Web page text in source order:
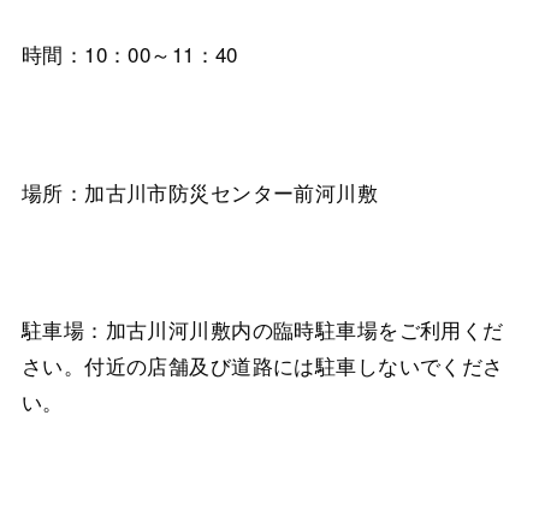
時間：10：00～11：40
場所：加古川市防災センター前河川敷
駐車場：加古川河川敷内の臨時駐車場をご利用くだ
さい。付近の店舗及び道路には駐車しないでくださ
い。